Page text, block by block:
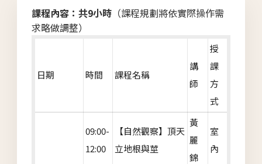
課程內容： 共9小時 （課程規劃將依實際操作需
求略做調整）
日期 時間 課程名稱
講
師
授
課
方
式
09:00-
12:00
【自然觀察】頂天
立地根與莖
黃
麗
錦
室
內